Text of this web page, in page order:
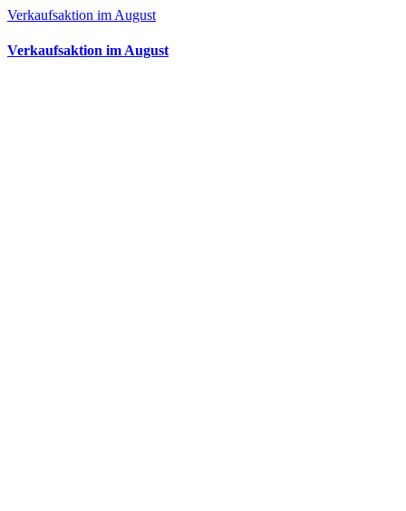
Verkaufsaktion im August
Verkaufsaktion im August